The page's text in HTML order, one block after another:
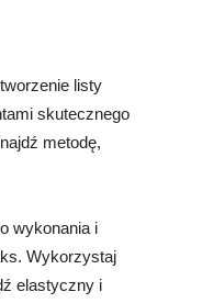
listy
skutecznego
metodę,
wykonania i
Wykorzystaj
elastyczny i